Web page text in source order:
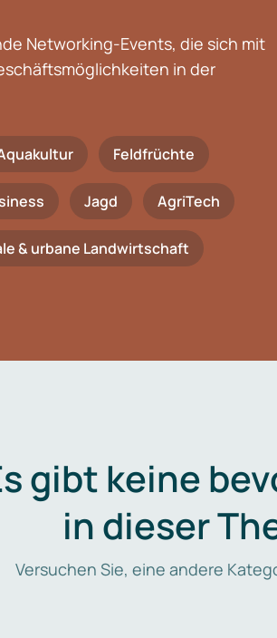
Networking-Events, die sich mit
in der
Feldfrüchte
Jagd AgriTech
& urbane Landwirtschaft
gibt keine
in dieser
Versuchen Sie, eine andere